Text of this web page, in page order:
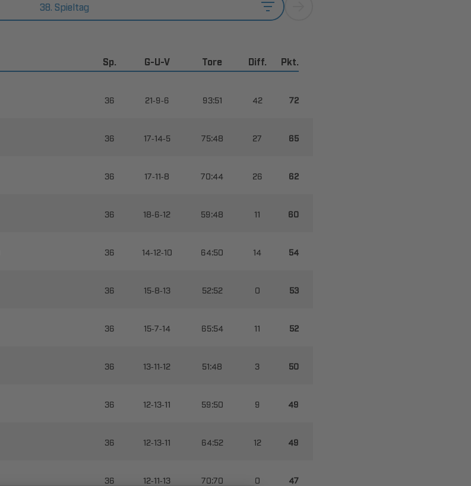
38. Spieltag
Sp. G-U-V Tore Diff. Pkt.
 --   
 --   
 --   
 --   
 --   
 --   
 --   
 --   
 --   
 --   
 --   